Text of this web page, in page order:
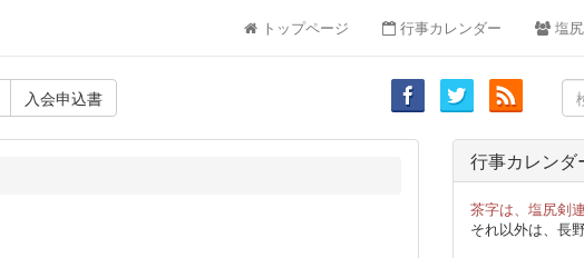
トップページ 行事カレンダー 塩
入会申込書
for:
行事カレンダ
茶字は、塩尻剣
それ以外は、長